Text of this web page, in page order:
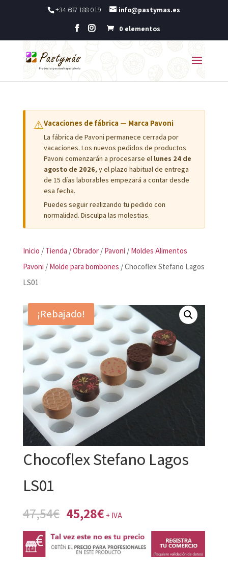
+34 687 188 019 info@pastymas.es
0 elementos
⚠Vacaciones de fábrica — Marca Pavoni
La fábrica de Pavoni permanece cerrada por
vacaciones. Los nuevos pedidos de productos
Pavoni comenzarán a procesarse el lunes 24 de
agosto de 2026, y el plazo habitual de entrega
de 15 días laborables empezará a contar desde
esa fecha.
Puedes seguir realizando tu pedido con
normalidad. Disculpa las molestias.
Inicio / Tienda /Obrador/ Pavoni / Moldes Alimentos
Pavoni / Molde para bombones / Chocoflex Stefano Lagos
LS01
¡Rebajado!
Chocoflex Stefano Lagos
LS01
47,54€ El
original
era:
45,28€El
actual
es:
+ IVA